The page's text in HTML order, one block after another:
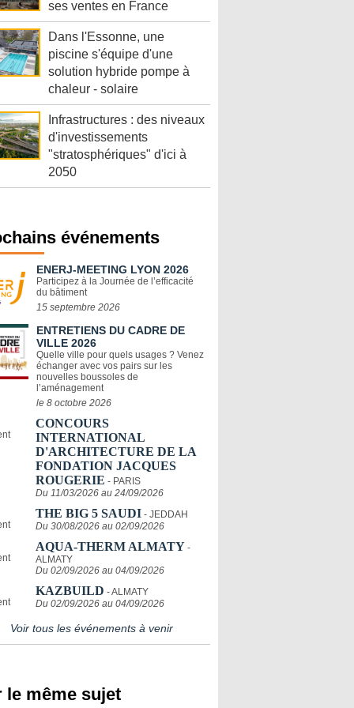
ses ventes en France
Dans l'Essonne, une
piscine s'équipe d'une
solution hybride pompe à
chaleur - solaire
Infrastructures : des niveaux
d'investissements
"stratosphériques" d'ici à
2050
événements
ENERJ-MEETING LYON 2026
Participez à la Journée de l’efficacité
du bâtiment
15 septembre 2026
ENTRETIENS DU CADRE DE
VILLE 2026
Quelle ville pour quels usages ? Venez
échanger avec vos pairs sur les
nouvelles boussoles de
l’aménagement
le 8 octobre 2026
CONCOURS
INTERNATIONAL
D'ARCHITECTURE DE LA
FONDATION JACQUES
ROUGERIE - PARIS
Du 11/03/2026 au 24/09/2026
THE BIG 5 SAUDI - JEDDAH
Du 30/08/2026 au 02/09/2026
AQUA-THERM ALMATY -
ALMATY
Du 02/09/2026 au 04/09/2026
KAZBUILD - ALMATY
Du 02/09/2026 au 04/09/2026
Voir tous les événements à venir
le même sujet